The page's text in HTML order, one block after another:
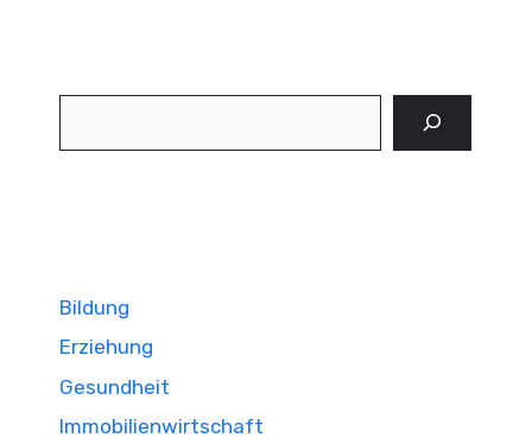
Bildung
Erziehung
Gesundheit
Immobilienwirtschaft